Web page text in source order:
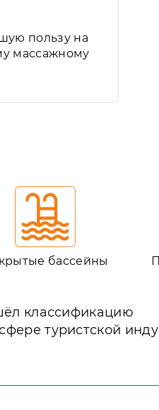
пользу на
массажному
бассейны
классификацию
туристской